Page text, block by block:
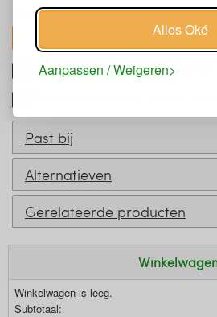
Alles Oké
Aanpassen / Weigeren
Zijnaad lengte
43 cm 46 cm
Wassen wol zijde kleding
Past bij
Alternatieven
Gerelateerde producten
Winkelwagen is leeg.
Subtotaal: